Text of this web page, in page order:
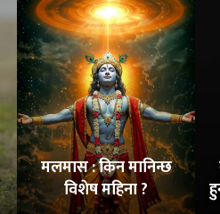
मलमास : किन मानिन्छ
विशेष महिना ?